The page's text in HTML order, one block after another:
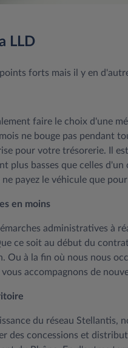
LLD
forts mais il y en
faire le choix d'une
ne bouge pas pendant
pour votre trésorerie. Il
plus basses que celles
payez le véhicule que
en moins
administratives à
ce soit au début du
à la fin où nous nous
accompagnons de
du réseau Stellantis,
des concessions et